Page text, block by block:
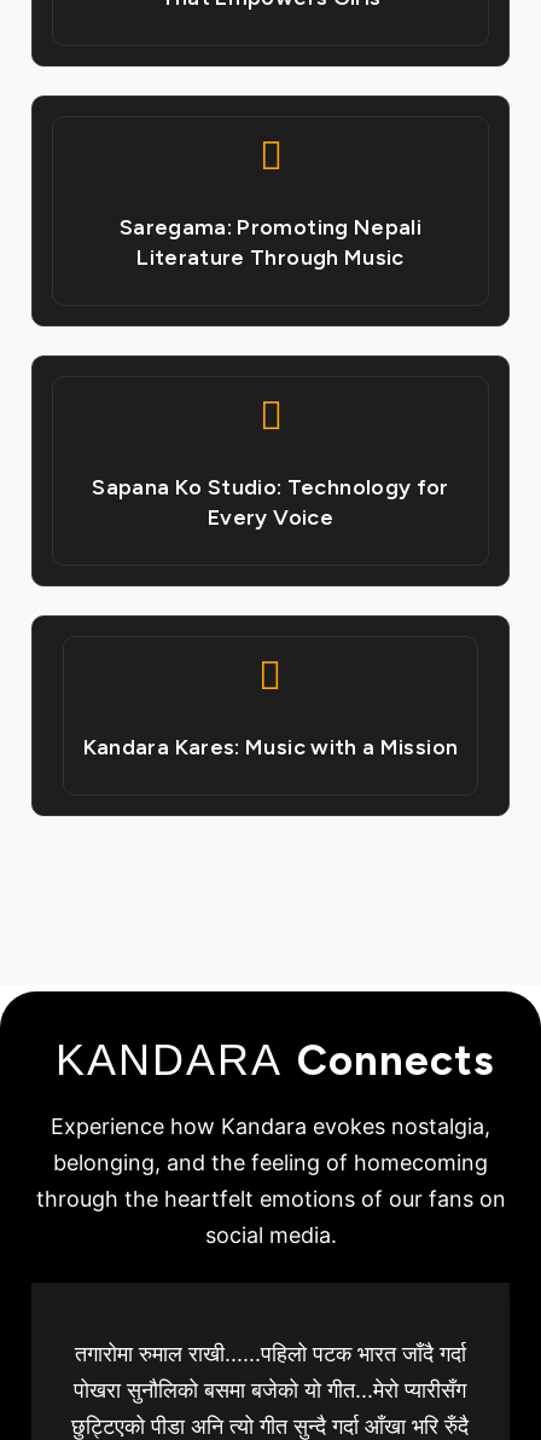
Saregama: Promoting Nepali
Literature Through Music
Sapana Ko Studio: Technology for
Every Voice
Kandara Kares: Music with a Mission
KANDARA Connects
Experience how Kandara evokes nostalgia,
belonging, and the feeling of homecoming
through the heartfelt emotions of our fans on
social media.
तगारोमा रुमाल राखी......पहिलो पटक भारत जाँदै गर्दा
पोखरा सुनौलिको बसमा बजेको यो गीत...मेरो प्यारीसँग
छुट्टिएको पीडा अनि त्यो गीत सुन्दै गर्दा आँखा भरि रुँदै